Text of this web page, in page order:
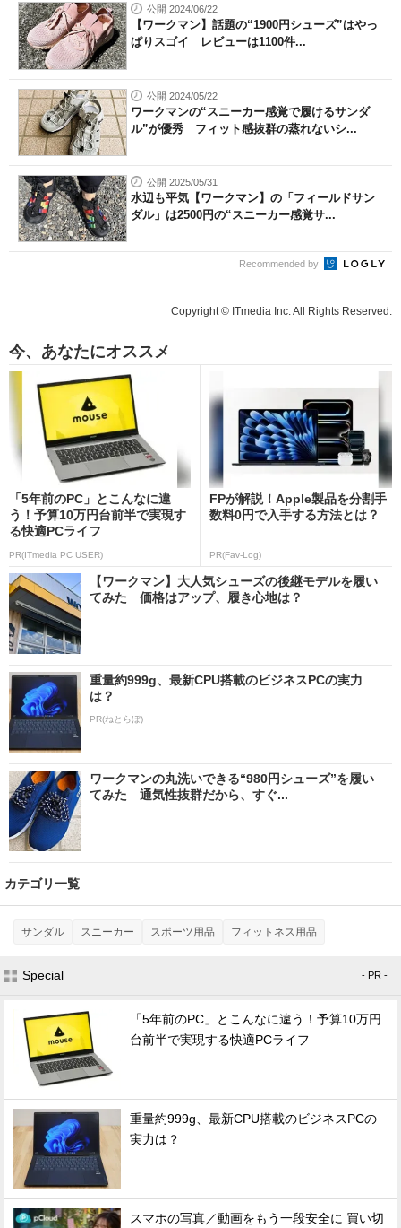
公開 2024/06/22
【ワークマン】話題の“1900円シューズ”はやっ
ぱりスゴイ レビューは1100件...
公開 2024/05/22
ワークマンの“スニーカー感覚で履けるサンダ
ル”が優秀 フィット感抜群の蒸れないシ...
公開 2025/05/31
水辺も平気【ワークマン】の「フィールドサン
ダル」は2500円の“スニーカー感覚サ...
Recommended by
Copyright © ITmedia Inc. All Rights Reserved.
今、あなたにオススメ
「5年前のPC」とこんなに違
う！予算10万円台前半で実現す
る快適PCライフ
PR(ITmedia PC USER)
FPが解説！Apple製品を分割手
数料0円で入手する方法とは？
PR(Fav-Log)
【ワークマン】大人気シューズの後継モデルを履い
てみた 価格はアップ、履き心地は？
重量約999g、最新CPU搭載のビジネスPCの実力
は？
PR(ねとらぼ)
ワークマンの丸洗いできる“980円シューズ”を履い
てみた 通気性抜群だから、すぐ...
カテゴリ一覧
サンダル スニーカー スポーツ用品 フィットネス用品
Special - PR -
「5年前のPC」とこんなに違う！予算10万円
台前半で実現する快適PCライフ
重量約999g、最新CPU搭載のビジネスPCの
実力は？
スマホの写真／動画をもう一段安全に 買い切